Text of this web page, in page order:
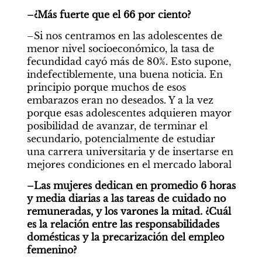
–¿Más fuerte que el 66 por ciento?
–Si nos centramos en las adolescentes de
menor nivel socioeconómico, la tasa de
fecundidad cayó más de 80%. Esto supone,
indefectiblemente, una buena noticia. En
principio porque muchos de esos
embarazos eran no deseados. Y a la vez
porque esas adolescentes adquieren mayor
posibilidad de avanzar, de terminar el
secundario, potencialmente de estudiar
una carrera universitaria y de insertarse en
mejores condiciones en el mercado laboral
–Las mujeres dedican en promedio 6 horas
y media diarias a las tareas de cuidado no
remuneradas, y los varones la mitad. ¿Cuál
es la relación entre las responsabilidades
domésticas y la precarización del empleo
femenino?